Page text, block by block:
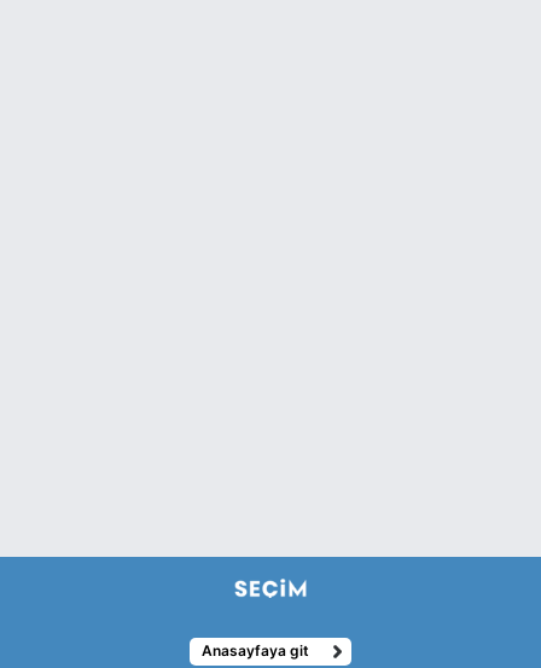
Anasayfaya git